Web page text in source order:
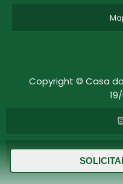
Copyright © Casa